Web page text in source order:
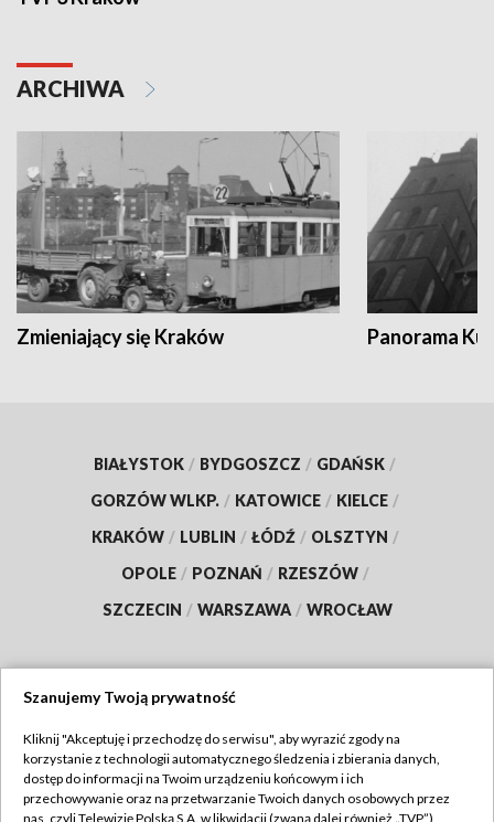
ARCHIWA
Zmieniający się Kraków Panorama
BIAŁYSTOK / BYDGOSZCZ / GDAŃSK /
GORZÓW WLKP. / KATOWICE / KIELCE /
KRAKÓW / LUBLIN / ŁÓDŹ / OLSZTYN /
OPOLE / POZNAŃ / RZESZÓW /
SZCZECIN / WARSZAWA / WROCŁAW
TVP
Abonament TVP
Regulamin TVP
Szanujemy Twoją prywatność
Kliknij "Akceptuję i przechodzę do serwisu", aby wyrazić zgody na
korzystanie z technologii automatycznego śledzenia i zbierania danych,
dostęp do informacji na Twoim urządzeniu końcowym i ich
przechowywanie oraz na przetwarzanie Twoich danych osobowych przez
nas, czyli Telewizję Polską S.A. w likwidacji (zwaną dalej również „TVP”),